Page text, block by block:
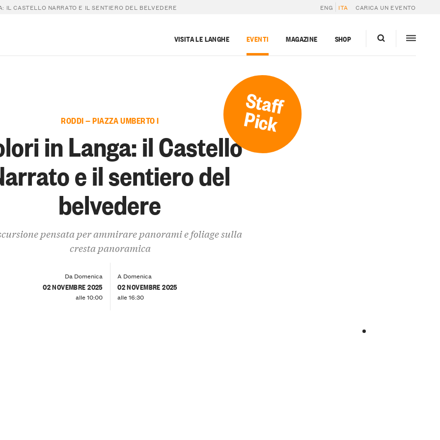
IL CASTELLO NARRATO E IL SENTIERO DEL BELVEDERE ENG ITA CARICA UN EVENTO
VISITA LE LANGHE EVENTI MAGAZINE SHOP
Staff
Pick
RODDI — PIAZZA UMBERTO I
in Langa: il Castello
e il sentiero del
belvedere
pensata per ammirare panorami e foliage sulla
cresta panoramica
Da Domenica
02 NOVEMBRE 2025
alle 10:00
A Domenica
02 NOVEMBRE 2025
alle 16:30